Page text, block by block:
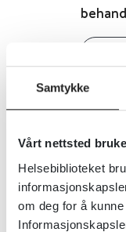
Samtykke
Vårt nettsted
Helsebiblioteket
om deg for å